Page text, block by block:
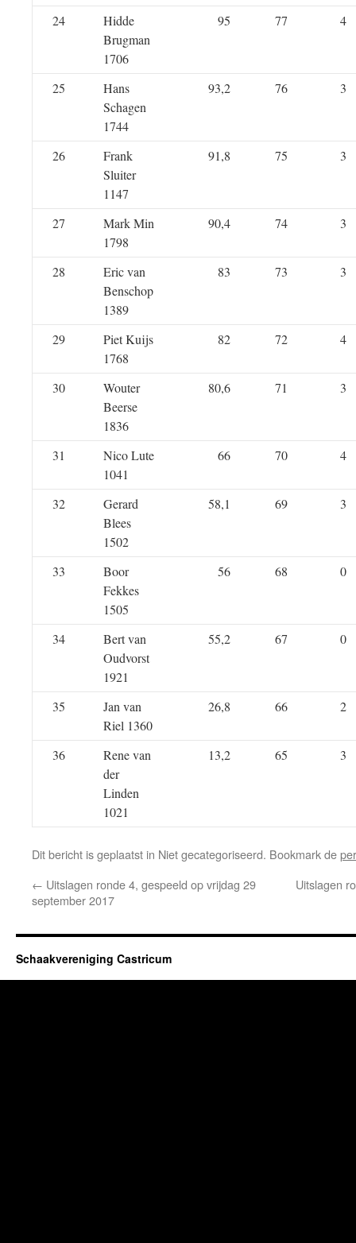
24
Hidde
Brugman
1706
95 77 4
25
Hans
Schagen
1744
93,2 76 3
26
Frank
Sluiter
1147
91,8 75 3
27
Mark Min
1798
90,4 74 3
28
Eric van
Benschop
1389
83 73 3
29
Piet Kuijs
1768
82 72 4
30
Wouter
Beerse
1836
80,6 71 3
31
Nico Lute
1041
66 70 4
32
Gerard
Blees
1502
58,1 69 3
33
Boor
Fekkes
1505
56 68 0
34
Bert van
Oudvorst
1921
55,2 67 0
35
Jan van
Riel 1360
26,8 66 2
36
Rene van
der
Linden
1021
13,2 65 3
Dit bericht is geplaatst in Niet gecategoriseerd. Bookmark de
← Uitslagen ronde 4, gespeeld op vrijdag 29
september 2017
Uitslagen
Schaakvereniging Castricum